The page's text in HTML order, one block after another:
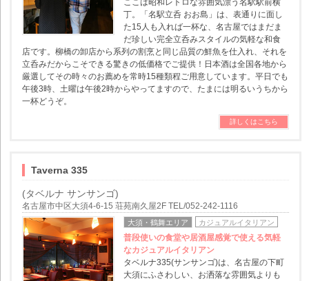
ここは昭和レトロな雰囲気漂う名駅駅前横
丁。「名駅立呑 おお島」は、表通りに面し
た15人も入れば一杯な、名古屋ではまだま
だ珍しい完全立呑みスタイルの気軽な和食
店です。柳橋の卸店から系列の割烹と同じ品質の鮮魚を仕入れ、それを
立呑みだからこそできる驚きの低価格でご提供！日本酒は全国各地から
厳選してその時々のお薦めを常時15種類程ご用意しています。平日でも
午後3時、土曜は午後2時からやってますので、たまには明るいうちから
一杯どうぞ。
詳しくはこちら
Taverna 335
(タベルナ サンサンゴ)
名古屋市中区大須4-6-15 荘苑南久屋2F TEL/052-242-1116
大須・鶴舞エリア カジュアルイタリアン
普段使いの食堂や居酒屋感覚で使える気軽
なカジュアルイタリアン
タベルナ335(サンサンゴ)は、名古屋の下町
大須にふさわしい、お洒落な雰囲気よりも